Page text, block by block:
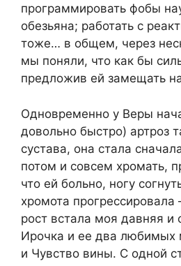
программировать фобы
обезьяна; работать с
тоже… в общем, через
мы поняли, что как бы
предложив ей замещать
Одновременно у Веры
довольно быстро) артроз
сустава, она стала
потом и совсем хромать,
что ей больно, ногу
хромота прогрессировала
рост встала моя давняя и
Ирочка и ее два любимых
и Чувство вины. С одной